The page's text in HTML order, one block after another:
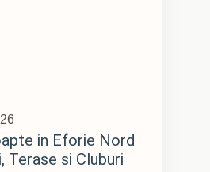
in Eforie Nord
Terase si Cluburi